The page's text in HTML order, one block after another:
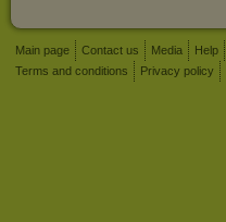
Main page Contact us Media Help
Terms and conditions
Privacy policy